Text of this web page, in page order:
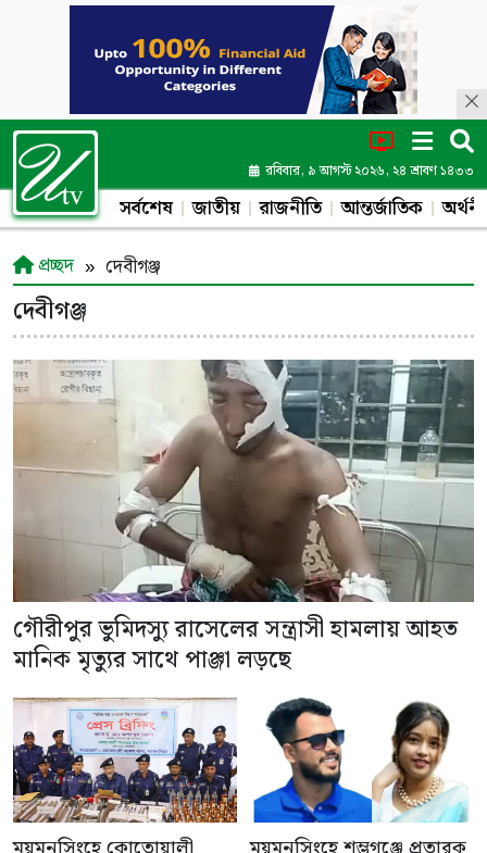
রবিবার, ৯ আগস্ট ২০২৬, ২৪ শ্রাবণ ১৪৩৩
সর্বশেষ জাতীয় রাজনীতি আন্তর্জাতিক
প্রচ্ছদ
দেবীগঞ্জ
দেবীগঞ্জ
গৌরীপুর ভুমিদস্যু রাসেলের সন্ত্রাসী হামলায় আহত
মানিক মৃত্যুর সাথে পাঞ্জা লড়ছে